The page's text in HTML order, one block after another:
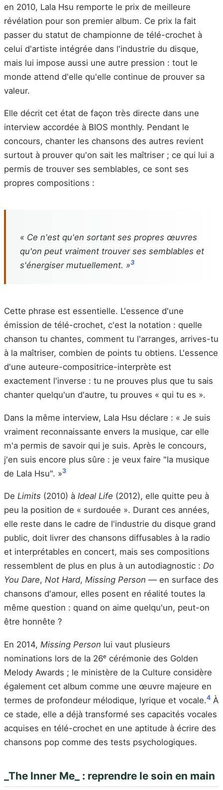
en 2010, Lala Hsu remporte le prix de meilleure
révélation pour son premier album. Ce prix la fait
passer du statut de championne de télé-crochet à
celui d'artiste intégrée dans l'industrie du disque,
mais lui impose aussi une autre pression : tout le
monde attend d'elle qu'elle continue de prouver sa
valeur.
Elle décrit cet état de façon très directe dans une
interview accordée à BIOS monthly. Pendant le
concours, chanter les chansons des autres revient
surtout à prouver qu'on sait les maîtriser ; ce qui lui a
permis de trouver ses semblables, ce sont ses
propres compositions :
« Ce n'est qu'en sortant ses propres œuvres
qu'on peut vraiment trouver ses semblables et
s'énergiser mutuellement. »3
Cette phrase est essentielle. L'essence d'une
émission de télé-crochet, c'est la notation : quelle
chanson tu chantes, comment tu l'arranges, arrives-tu
à la maîtriser, combien de points tu obtiens. L'essence
d'une auteure-compositrice-interprète est
exactement l'inverse : tu ne prouves plus que tu sais
chanter quelqu'un d'autre, tu prouves « qui tu es ».
Dans la même interview, Lala Hsu déclare : « Je suis
vraiment reconnaissante envers la musique, car elle
m'a permis de savoir qui je suis. Après le concours,
j'en suis encore plus sûre : je veux faire "la musique
de Lala Hsu". »3
De Limits (2010) à Ideal Life (2012), elle quitte peu à
peu la position de « surdouée ». Durant ces années,
elle reste dans le cadre de l'industrie du disque grand
public, doit livrer des chansons diffusables à la radio
et interprétables en concert, mais ses compositions
ressemblent de plus en plus à un autodiagnostic : Do
You Dare, Not Hard, Missing Person — en surface des
chansons d'amour, elles posent en réalité toutes la
même question : quand on aime quelqu'un, peut-on
être honnête ?
En 2014, Missing Person lui vaut plusieurs
nominations lors de la 26ᵉ cérémonie des Golden
Melody Awards ; le ministère de la Culture considère
également cet album comme une œuvre majeure en
termes de profondeur mélodique, lyrique et vocale.4 À
ce stade, elle a déjà transformé ses capacités vocales
acquises en télé-crochet en une aptitude à écrire des
chansons pop comme des tests psychologiques.
_The Inner Me_ : reprendre le soin en main